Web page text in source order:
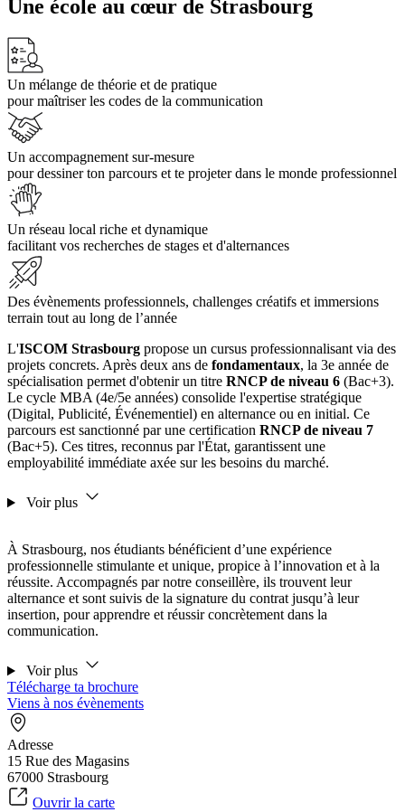
Une école au cœur de Strasbourg
Un mélange de théorie et de pratique
pour maîtriser les codes de la communication
Un accompagnement sur-mesure
pour dessiner ton parcours et te projeter dans le monde professionnel
Un réseau local riche et dynamique
facilitant vos recherches de stages et d'alternances
Des évènements professionnels, challenges créatifs et immersions
terrain tout au long de l’année
L'ISCOM Strasbourg propose un cursus professionnalisant via des
projets concrets. Après deux ans de fondamentaux, la 3e année de
spécialisation permet d'obtenir un titre RNCP de niveau 6 (Bac+3).
Le cycle MBA (4e/5e années) consolide l'expertise stratégique
(Digital, Publicité, Événementiel) en alternance ou en initial. Ce
parcours est sanctionné par une certification RNCP de niveau 7
(Bac+5). Ces titres, reconnus par l'État, garantissent une
employabilité immédiate axée sur les besoins du marché.
Voir plus
À Strasbourg, nos étudiants bénéficient d’une expérience
professionnelle stimulante et unique, propice à l’innovation et à la
réussite. Accompagnés par notre conseillère, ils trouvent leur
alternance et sont suivis de la signature du contrat jusqu’à leur
insertion, pour apprendre et réussir concrètement dans la
communication.
Voir plus
Télécharge ta brochure
Viens à nos évènements
Adresse
15 Rue des Magasins
67000 Strasbourg
Ouvrir la carte